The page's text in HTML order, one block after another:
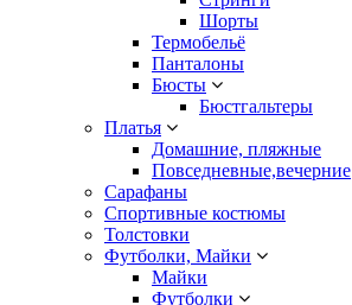
Шорты
Термобельё
Панталоны
Бюсты
Бюстгальтеры
Платья
Домашние, пляжные
Повседневные,вечерние
Сарафаны
Спортивные костюмы
Толстовки
Футболки, Майки
Майки
Футболки